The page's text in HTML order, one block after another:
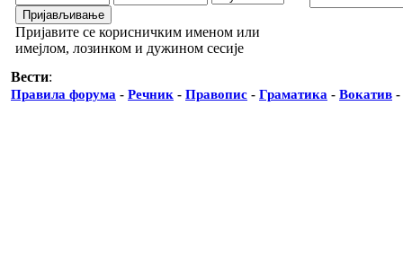
Пријавите се корисничким именом или
имејлом, лозинком и дужином сесије
Вести:
Правила форума - Речник - Правопис - Граматика - Вокатив -